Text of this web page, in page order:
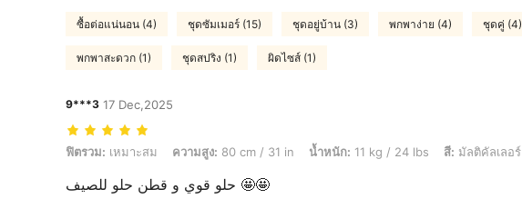
ซื้อต่อแน่นอน (4) ชุดซัมเมอร์ (15) ชุดอยู่บ้าน (3) พกพาง่าย (4) ชุดคู่ (4)
พกพาสะดวก (1) ชุดสปริง (1) ผิดไซส์ (1)
9***3 17 Dec,2025
ฟิตรวม: เหมาะสม, ความสูง: 80 cm / 31 in, น้ำหนัก: 11 kg / 24 lbs, สี: มัลติคัลเลอร์, ไซส์: 80
ฟิตรวม: เหมาะสม ความสูง: 80 cm / 31 in น้ำหนัก: 11 kg / 24 lbs สี: มัลติคัลเลอร์
حلو قوي و قطن حلو للصيف 🤩🤩